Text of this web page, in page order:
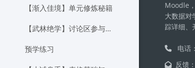
【渐入佳境】单元修炼秘籍
【武林绝学】讨论区参与建议与奖励机制
预学练习
Moodle
大数据对
踪详细、
电话：
反馈：